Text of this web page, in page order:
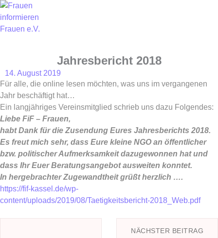
Skip
to
content
Jahresbericht 2018
14. August 2019
Für alle, die online lesen möchten, was uns im vergangenen
Jahr beschäftigt hat…
Ein langjähriges Vereinsmitglied schrieb uns dazu Folgendes:
Liebe FiF – Frauen,
habt Dank für die Zusendung Eures Jahresberichts 2018.
Es freut mich sehr, dass Eure kleine NGO an öffentlicher
bzw. politischer Aufmerksamkeit dazugewonnen hat und
dass Ihr Euer Beratungsangebot ausweiten konntet.
In hergebrachter Zugewandtheit grüßt herzlich ….
https://fif-kassel.de/wp-
content/uploads/2019/08/Taetigkeitsbericht-2018_Web.pdf
NÄCHSTER BEITRAG